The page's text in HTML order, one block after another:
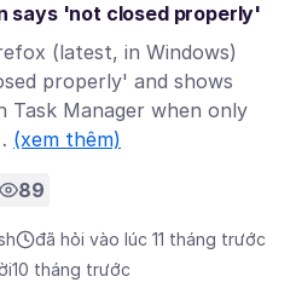
says 'not closed properly'
(latest, in Windows)
properly' and shows
Task Manager when only
(xem thêm)
89
đã hỏi vào lúc 11 tháng trước
10 tháng trước